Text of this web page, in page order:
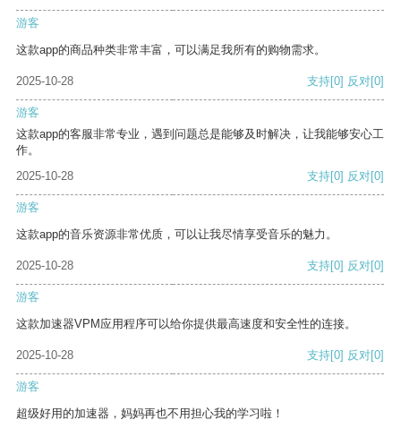
游客
这款app的商品种类非常丰富，可以满足我所有的购物需求。
2025-10-28 支持[0] 反对[0]
游客
这款app的客服非常专业，遇到问题总是能够及时解决，让我能够安心工
作。
2025-10-28
支持[0] 反对[0]
游客
这款app的音乐资源非常优质，可以让我尽情享受音乐的魅力。
2025-10-28 支持[0] 反对[0]
游客
这款加速器VPM应用程序可以给你提供最高速度和安全性的连接。
2025-10-28 支持[0] 反对[0]
游客
超级好用的加速器，妈妈再也不用担心我的学习啦！